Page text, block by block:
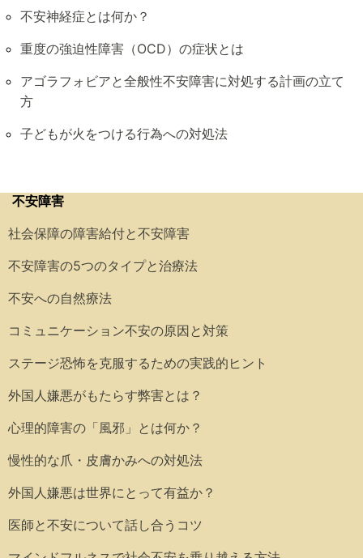
不安神経症とは何か？
重度の強迫性障害（OCD）の症状とは
アゴラフォビアと全般性不安障害に対処する計画の立て
方
子どもが火をつける行為への対処法
不安障害
社会保障の障害給付と不安障害
不安障害の5つのタイプと治療法
不安への自然療法
コミュニケーション不安の原因と対策
ステージ恐怖を克服するための実践的ヒント
外国人嫌悪がもたらす弊害とは？
心理的障害の「風邪」とは何か？
慢性的な爪・皮膚かみへの対処法
外国人嫌悪は世界にとって有益か？
医師と不安について話し合うコツ